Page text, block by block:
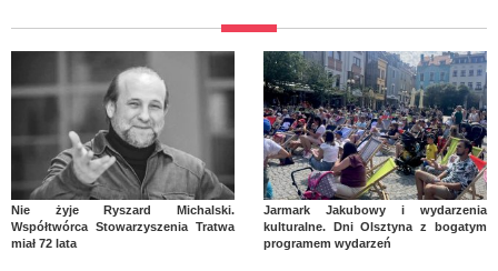
Nie żyje Ryszard Michalski.
Współtwórca Stowarzyszenia Tratwa
miał 72 lata
Jarmark Jakubowy i wydarzenia
kulturalne. Dni Olsztyna z bogatym
programem wydarzeń